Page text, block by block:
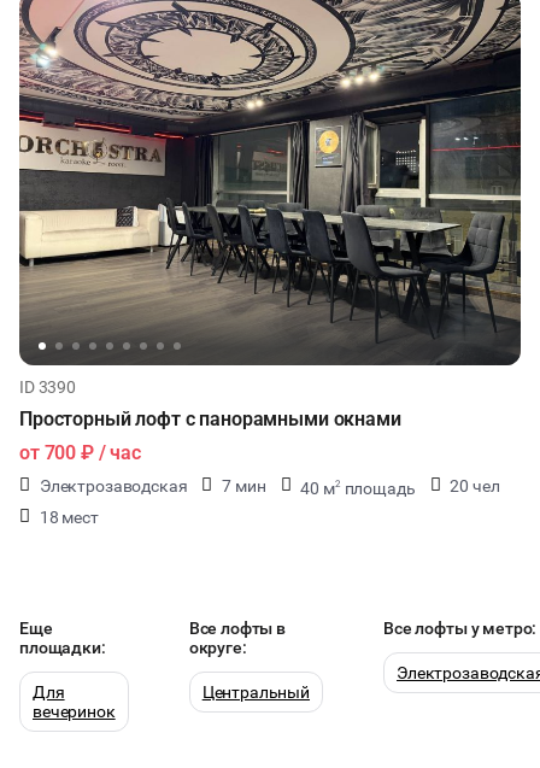
ID 3390
Просторный лофт с панорамными окнами
от 700 ₽/ час
Электрозаводская 7 мин 40 м2 площадь
20 чел
18 мест
Еще
площадки:
Для
вечеринок
Все лофты в
округе:
Центральный
Все лофты у метро: